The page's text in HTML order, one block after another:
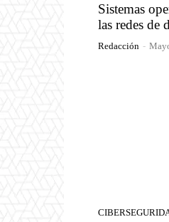
Sistemas
las redes de
Redacción -